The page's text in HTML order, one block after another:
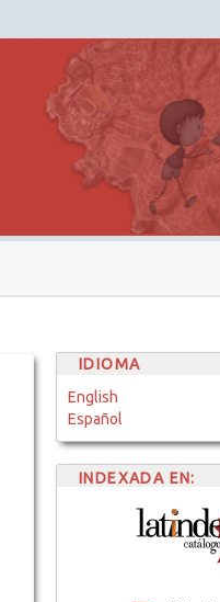
IDIOMA
English
Español
INDEXADA EN: